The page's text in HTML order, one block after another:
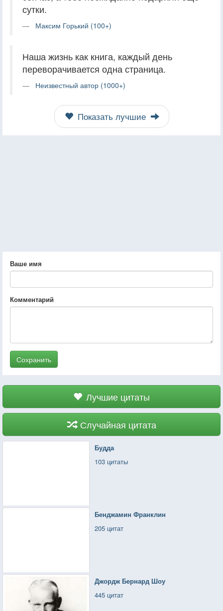
сутки.
Максим Горький (100+)
Наша жизнь как книга, каждый день
переворачивается одна страница.
Неизвестный автор (1000+)
Показать лучшие
Ваше имя
Комментарий
Сохранить
Лучшие цитаты
Случайная цитата
Будда
103 цитаты
Бенджамин Франклин
205 цитат
Джордж Бернард Шоу
445 цитат